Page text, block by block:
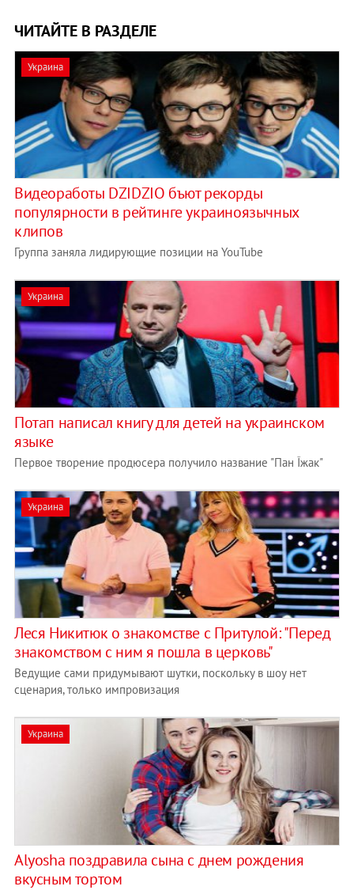
ЧИТАЙТЕ В РАЗДЕЛЕ
Украина
Видеоработы DZIDZІO бъют рекорды
популярности в рейтинге украиноязычных
клипов
Группа заняла лидирующие позиции на YouTube
Украина
Потап написал книгу для детей на украинском
языке
Первое творение продюсера получило название "Пан Їжак"
Украина
Леся Никитюк о знакомстве с Притулой: "Перед
знакомством с ним я пошла в церковь"
Ведущие сами придумывают шутки, поскольку в шоу нет
сценария, только импровизация
Украина
Alyosha поздравила сына с днем рождения
вкусным тортом